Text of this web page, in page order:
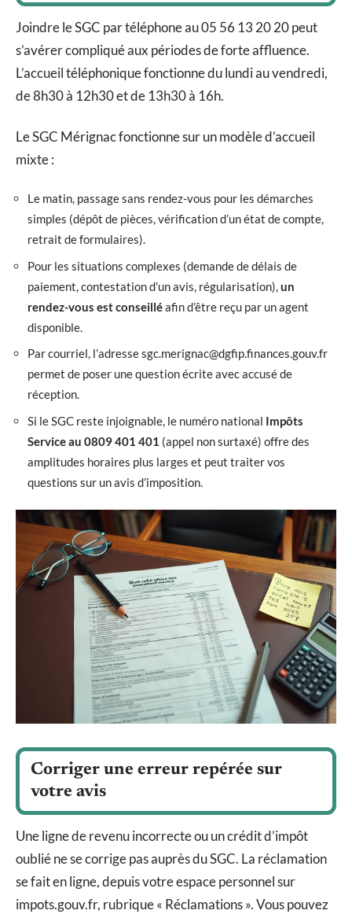
Joindre le SGC par téléphone au 05 56 13 20 20 peut
s’avérer compliqué aux périodes de forte affluence.
L’accueil téléphonique fonctionne du lundi au vendredi,
de 8h30 à 12h30 et de 13h30 à 16h.
Le SGC Mérignac fonctionne sur un modèle d’accueil
mixte :
Le matin, passage sans rendez-vous pour les démarches
simples (dépôt de pièces, vérification d’un état de compte,
retrait de formulaires).
Pour les situations complexes (demande de délais de
paiement, contestation d’un avis, régularisation),un
rendez-vous est conseilléafin d’être reçu par un agent
disponible.
Par courriel, l’adressesgc.merignac@dgfip.finances.gouv.fr
permet de poser une question écrite avec accusé de
réception.
Si le SGC reste injoignable, le numéro national Impôts
Service au 0809 401 401 (appel non surtaxé) offre des
amplitudes horaires plus larges et peut traiter vos
questions sur un avis d’imposition.
Corriger une erreur repérée sur
votre avis
Une ligne de revenu incorrecte ou un crédit d’impôt
oublié ne se corrige pas auprès du SGC. La réclamation
se fait en ligne, depuis votre espace personnel sur
impots.gouv.fr, rubrique « Réclamations ». Vous pouvez